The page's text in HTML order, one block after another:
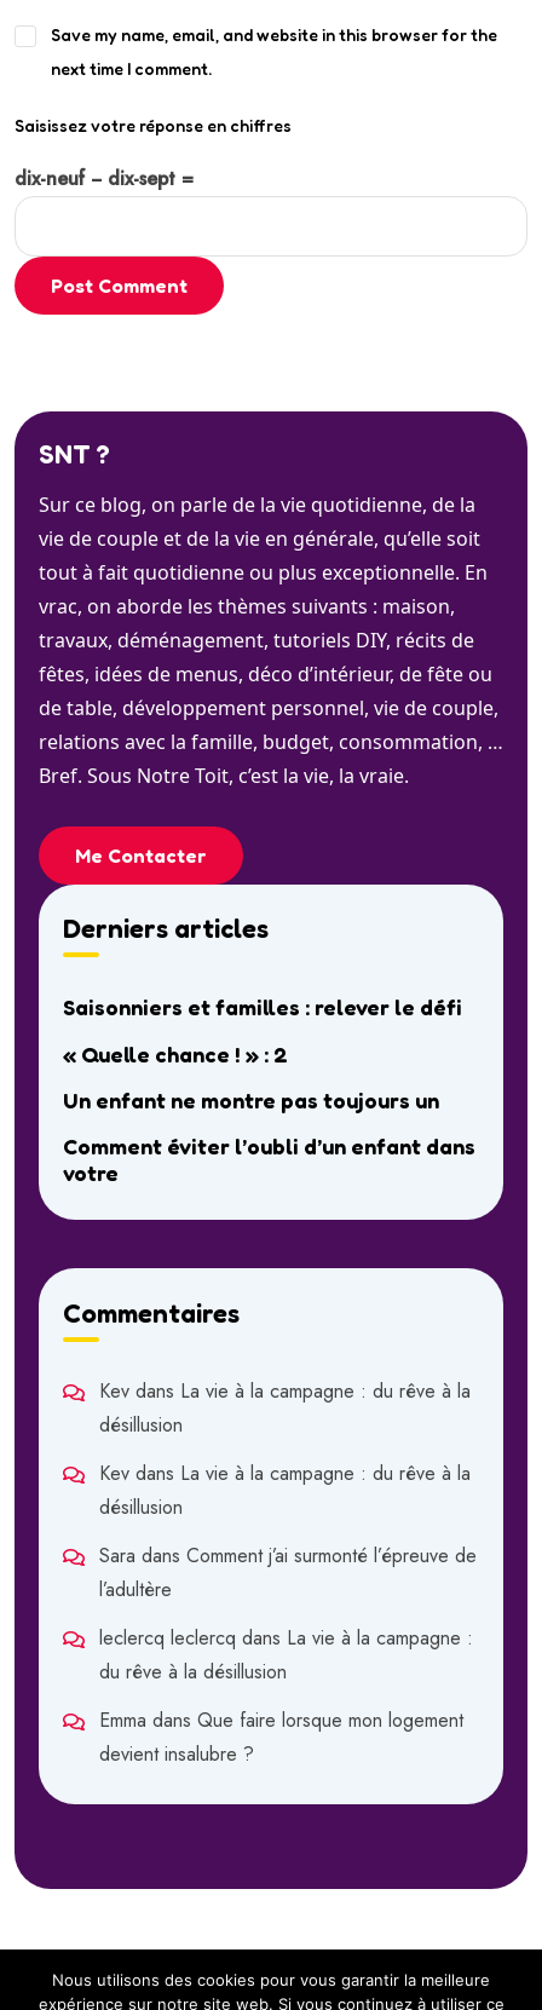
Save my name, email, and website in this browser for the
next time I comment.
Saisissez votre réponse en chiffres
dix-neuf − dix-sept =
Post Comment
SNT ?
Sur ce blog, on parle de la vie quotidienne, de la
vie de couple et de la vie en générale, qu’elle soit
tout à fait quotidienne ou plus exceptionnelle. En
vrac, on aborde les thèmes suivants : maison,
travaux, déménagement, tutoriels DIY, récits de
fêtes, idées de menus, déco d’intérieur, de fête ou
de table, développement personnel, vie de couple,
relations avec la famille, budget, consommation, …
Bref. Sous Notre Toit, c’est la vie, la vraie.
Me Contacter
Derniers articles
Saisonniers et familles : relever le défi
« Quelle chance ! » : 2
Un enfant ne montre pas toujours un
Comment éviter l’oubli d’un enfant dans
votre
Commentaires
Kev dans La vie à la campagne : du rêve à la
désillusion
Kev dans La vie à la campagne : du rêve à la
désillusion
Sara dans Comment j’ai surmonté l’épreuve de
l’adultère
leclercq leclercq dans La vie à la campagne :
du rêve à la désillusion
Emma dans Que faire lorsque mon logement
devient insalubre ?
Nous utilisons des cookies pour vous garantir la meilleure
expérience sur notre site web. Si vous continuez à utiliser ce